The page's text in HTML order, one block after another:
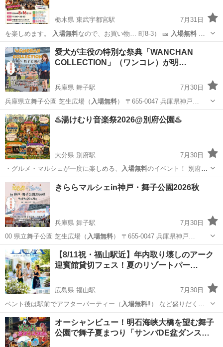
栃木県 東武宇都宮駅
7月31日
を楽しめます。
入場無料なので、お買い物… 町8-3） 🎫 入場無料主
催:キッチン… 族でお出かけ #入場無料
栃木 宇都宮市 東武宇都宮駅 地域/お祭り
オリオンスクエア
愛犬が主役の特別な祭典「WANCHAN
COLLECTION」（ワンコレ）が明…
兵庫県 舞子駅
7月30日
兵庫県立舞子公園 芝生広場（ 入場無料） 〒655-0047 兵庫県神戸…
兵庫 神戸市 舞子駅 地域/お祭り ランウェイ
♨️湯けむり音楽祭2026@別府公園♨️
大分県 別府駅
7月30日
・グルメ・マルシェが一度に楽しめる、 入場無料のイベント！ 別府公
園で「湯けむり…
大分 別府市 別府駅 地域/お祭り 会場
きららマルシェin神戸・舞子公園2026秋
兵庫県 舞子駅
7月30日
00 県立舞子公園 芝生広場（ 入場無料） 〒655-0047 兵庫県神戸…
兵庫 神戸市 舞子駅 地域/お祭り マルシェ
【8/11祝・福山駅近】年内取り壊しのアーク
迎賓館貸切フェス！夏のリゾートパー…
広島県 福山駅
7月30日
ベント後は駅前でアフターパーティー（ 入場無料‼️） など盛りだくさ
んです🤩 …
広島 福山市 パーティー 迎賓館
オーシャンビュー！明石海峡大橋を望む舞子
公園で舞子夏まつり「サンバDE盆ダンス…